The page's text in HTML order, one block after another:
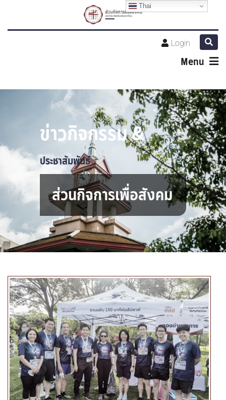
Login
Menu
ข่าวกิจกรรม &
ประชาสัมพันธ์
ส่วนกิจการเพื่อสังคม
Thai